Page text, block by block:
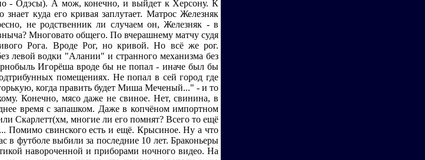
- Одэсы). А мож, конечно, и выйдет к Херсону. К
куда его кривая заплутает. Матрос Железняк
не родственник ли случаем он, Железняк - в
Многовато общего. По вчерашнему матчу судя
Рога. Вроде Рог, но кривой. Но всё же рог.
левой водки "Алании" и странного механизма без
Игорёша вроде бы не попал - иначе был бы
помещениях. Не попал в сей город где
когда править будет Миша Меченый..." - и то
Конечно, мясо даже не свиное. Нет, свинина, в
время с запашком. Даже в копчёном импортном
Скарлетт(хм, многие ли его помнят? Всего то ещё
Помимо свинского есть и ещё. Крысиное. Ну а что
футболе выбили за последние 10 лет. Браконьеры
навороченной и приборами ночного видео. На